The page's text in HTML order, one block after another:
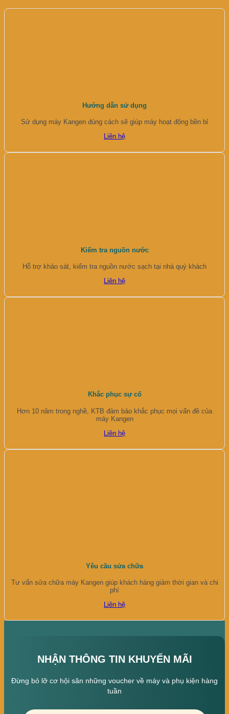
Hướng dẫn sử dụng
Sử dụng máy Kangen đúng cách sẽ giúp máy hoạt động bền bỉ
Liên hệ
Kiểm tra nguồn nước
Hỗ trợ khảo sát, kiểm tra nguồn nước sạch tại nhà quý khách
Liên hệ
Khắc phục sự cố
Hơn 10 năm trong nghề, KTB đảm bảo khắc phục mọi vấn đề của
máy Kangen
Liên hệ
Yêu cầu sửa chữa
Tư vấn sửa chữa máy Kangen giúp khách hàng giảm thời gian và chi
phí
Liên hệ
NHẬN THÔNG TIN KHUYẾN MÃI
Đừng bỏ lỡ cơ hội săn những voucher về máy và phụ kiện hàng
tuần